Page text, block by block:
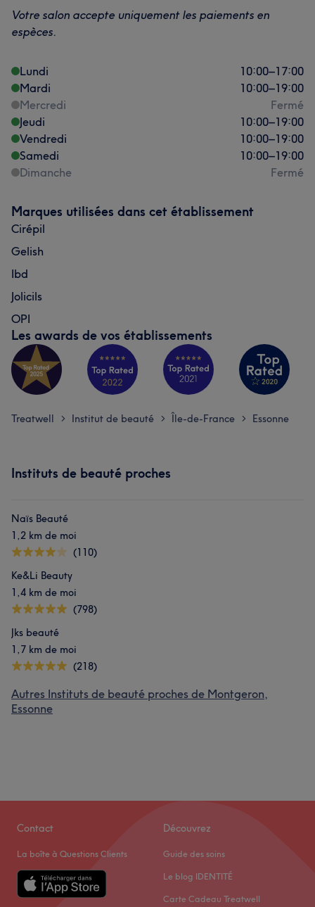
Votre salon accepte uniquement les paiements en
espèces.
Lundi 10:00–17:00
Mardi
10:00–19:00
Mercredi
Fermé
Jeudi
10:00–19:00
Vendredi
10:00–19:00
Samedi
10:00–19:00
Dimanche
Fermé
Marques utilisées dans cet établissement
Cirépil
Gelish
Ibd
Jolicils
OPI
Les awards de vos établissements
Treatwell > Institut de beauté > Île-de-France > Essonne
Instituts de beauté proches
Naïs Beauté
1,2 km de moi
(110)
Ke&Li Beauty
1,4 km de moi
(798)
Jks beauté
1,7 km de moi
(218)
Autres Instituts de beauté proches de Montgeron,
Essonne
Contact
La boîte à Questions Clients
Découvrez
Guide des soins
Le blog IDENTITÉ
Carte Cadeau Treatwell